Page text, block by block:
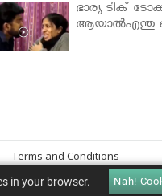
ഭാര്യ ടിക്
ആയാൽഎന്തു
Terms and Conditions
in your browser. Nah!